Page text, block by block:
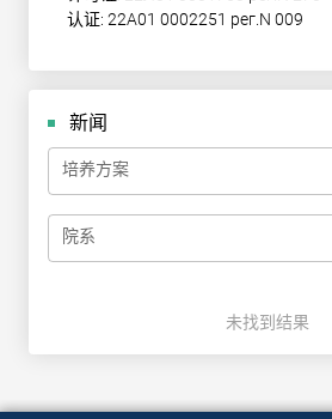
认证: 22А01 0002251 рег.N 009
新闻
培养方案
院系
未找到结果